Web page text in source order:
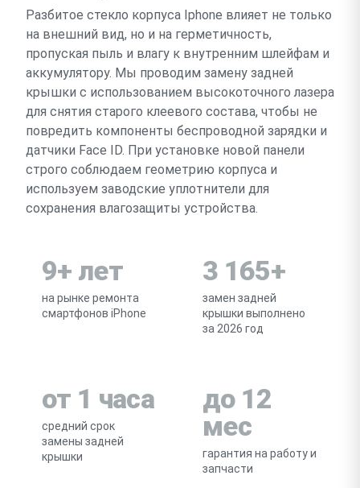
Разбитое стекло корпуса Iphone влияет не только
на внешний вид, но и на герметичность,
пропуская пыль и влагу к внутренним шлейфам и
аккумулятору. Мы проводим замену задней
крышки с использованием высокоточного лазера
для снятия старого клеевого состава, чтобы не
повредить компоненты беспроводной зарядки и
датчики Face ID. При установке новой панели
строго соблюдаем геометрию корпуса и
используем заводские уплотнители для
сохранения влагозащиты устройства.
9+ лет
на рынке ремонта
смартфонов iPhone
3 165+
замен задней
крышки выполнено
за 2026 год
от 1 часа
средний срок
замены задней
крышки
до 12
мес
гарантия на работу и
запчасти